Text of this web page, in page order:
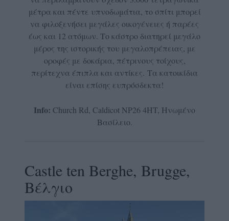
μέτρα και πέντε υπνοδωμάτια, το σπίτι μπορεί
να φιλοξενήσει μεγάλες οικογένειες ή παρέες
έως και 12 ατόμων. Το κάστρο διατηρεί μεγάλο
μέρος της ιστορικής του μεγαλοπρέπειας, με
οροφές με δοκάρια, πέτρινους τοίχους,
περίτεχνα έπιπλα και αντίκες. Τα κατοικίδια
είναι επίσης ευπρόσδεκτα!
Info: Church Rd, Caldicot NP26 4HT, Ηνωμένο
Βασίλειο.
Castle ten Berghe, Brugge,
Βέλγιο